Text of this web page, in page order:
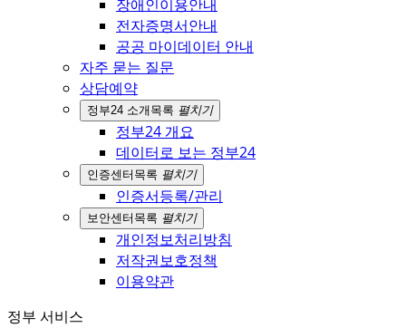
장애인이용안내
전자증명서안내
공공 마이데이터 안내
자주 묻는 질문
상담예약
정부24 소개 목록 펼치기
정부24 개요
데이터로 보는 정부24
인증센터 목록 펼치기
인증서등록/관리
보안센터 목록 펼치기
개인정보처리방침
저작권보호정책
이용약관
정부 서비스